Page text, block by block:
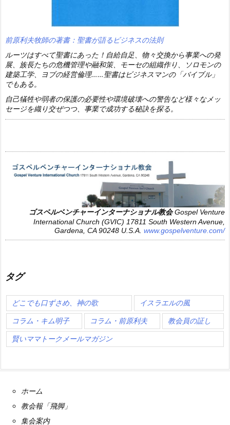
前原利夫牧師の著書：聖書が語るビジネスの法則
ルーツはすべて聖書にあった！自給自足、物々交換から事業への発
展、族長たちの危機管理や融和策、モーセの組織作り、ソロモンの
建築工学、ヨブの経営倫理……聖書はビジネスマンの「バイブル」
でもある。
自己犠牲や弱者の保護の必要性や環境破壊への警告など様々なメッ
セージを織り交ぜつつ、事業で成功する秘訣を探る。
ゴスペルベンチャーインターナショナル教会 Gospel Venture
International Church (GVIC) 17811 South Western Avenue,
Gardena, CA 90248 U.S.A. www.gospelventure.com/
タグ
どこでも口ずさめ、神の歌 イスラエルの風
コラム・キム明子 コラム・前原利夫 教会員の証し
賢いママトークメールマガジン
ホーム
教会報「飛脚」
集会案内